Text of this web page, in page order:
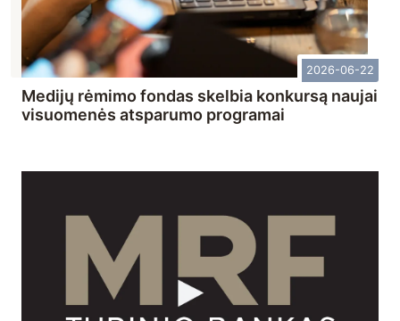
2026-06-22
Medijų rėmimo fondas skelbia konkursą naujai
visuomenės atsparumo programai